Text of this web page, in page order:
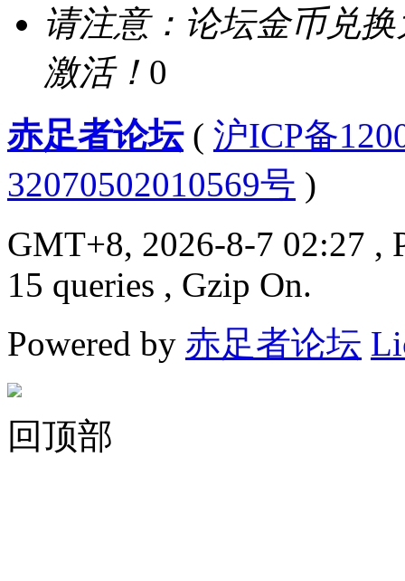
请注意：论坛金币兑
激活！ 0
赤足者论坛( 沪ICP备
32070502010569号 )
GMT+8, 2026-8-7 02:27 ,
15 queries , Gzip On.
Powered by 赤足者论坛
回顶部